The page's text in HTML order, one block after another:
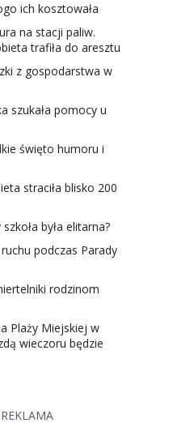
ich kosztowała
na stacji paliw.
trafiła do aresztu
z gospodarstwa w
szukała pomocy u
święto humoru i
straciła blisko 200
była elitarna?
podczas Parady
rodzinom
Plaży Miejskiej w
wieczoru będzie
REKLAMA